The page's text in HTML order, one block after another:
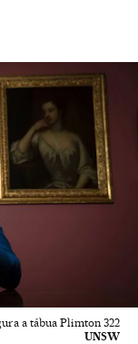
a tábua Plimton 322
UNSW